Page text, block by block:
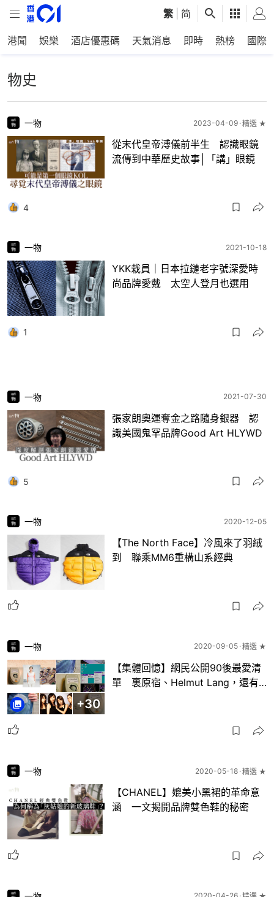
繁 简
港聞 娛樂 酒店優惠碼 天氣消息 即時 熱榜 國際
物史
一物 2023-04-09 精選 ★
從末代皇帝溥儀前半生 認識眼鏡
流傳到中華歷史故事│「講」眼鏡
4
一物 2021-10-18
YKK栽員｜日本拉鏈老字號深愛時
尚品牌愛戴 太空人登月也選用
1
一物 2021-07-30
張家朗奧運奪金之路隨身銀器 認
識美國鬼罕品牌Good Art HLYWD
5
一物 2020-12-05
【The North Face】冷風來了羽絨
到 聯乘MM6重構山系經典
+30
一物 2020-09-05 精選 ★
【集體回憶】網民公開90後最愛清
單 裏原宿、Helmut Lang，還有…
一物 2020-05-18 精選 ★
【CHANEL】媲美小黑裙的革命意
涵 一文揭開品牌雙色鞋的秘密